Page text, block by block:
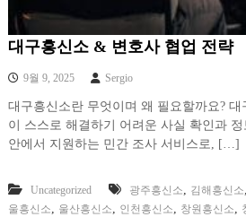
대구흥신소 & 변호사 협업 전략
9월 9, 2025 Sergio
대구흥신소란 무엇이며 왜 필요할까요? 대
이 스스로 해결하기 어려운 사실 확인과 정
안에서 지원하는 민간 조사 서비스로, […]
Uncategorized 광주흥신소, 김해흥신소,
울흥신소, 울산흥신소, 인천흥신소, 창원흥신소,